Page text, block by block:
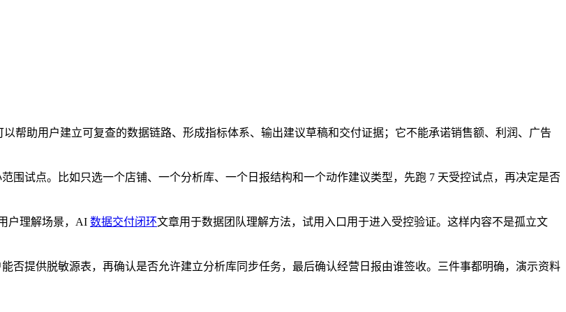
帮助用户建立可复查的数据链路、形成指标体系、输出建议草稿和交付证据；它不能承诺销售额、利润、广告
围试点。比如只选一个店铺、一个分析库、一个日报结构和一个动作建议类型，先跑 7 天受控试点，再决定是否
户理解场景，AI 数据交付闭环文章用于数据团队理解方法，试用入口用于进入受控验证。这样内容不是孤立文
否提供脱敏源表，再确认是否允许建立分析库同步任务，最后确认经营日报由谁签收。三件事都明确，演示资料